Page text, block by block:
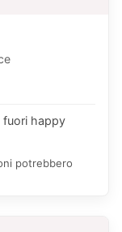
fuori happy
potrebbero